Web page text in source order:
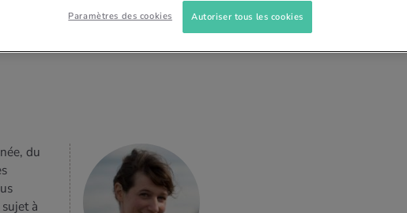
du
à
Paramètres des cookies Autoriser tous les cookies